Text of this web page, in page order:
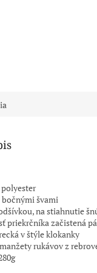
švami
na stiahnutie
priekrčníka začistená
v štýle klokanky
rukávov z